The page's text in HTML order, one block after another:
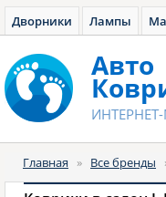
Дворники Лампы
Авто
Главная » Все бренды